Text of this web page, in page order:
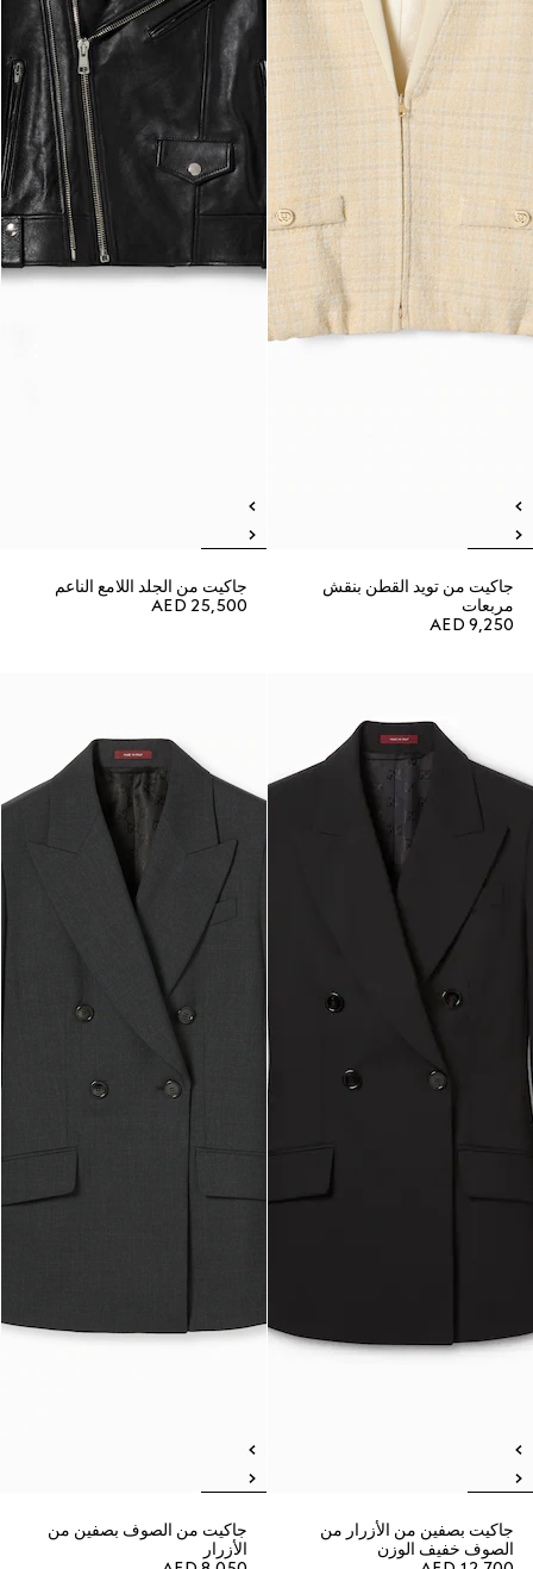
جاكيت من تويد القطن بنقش
مربعات
AED 9,250
جاكيت من الجلد اللامع الناعم
AED 25,500
جاكيت بصفين من الأزرار من
الصوف خفيف الوزن
جاكيت من الصوف بصفين من
الأزرار